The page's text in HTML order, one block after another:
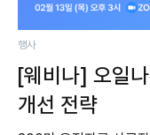
행사
[웨비나] 오일
개선 전략